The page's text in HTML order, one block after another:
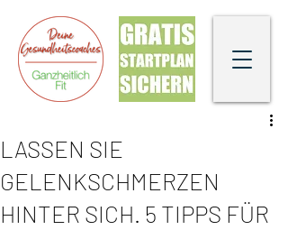
LASSEN SIE
GELENKSCHMERZEN
HINTER SICH. 5 TIPPS FÜR